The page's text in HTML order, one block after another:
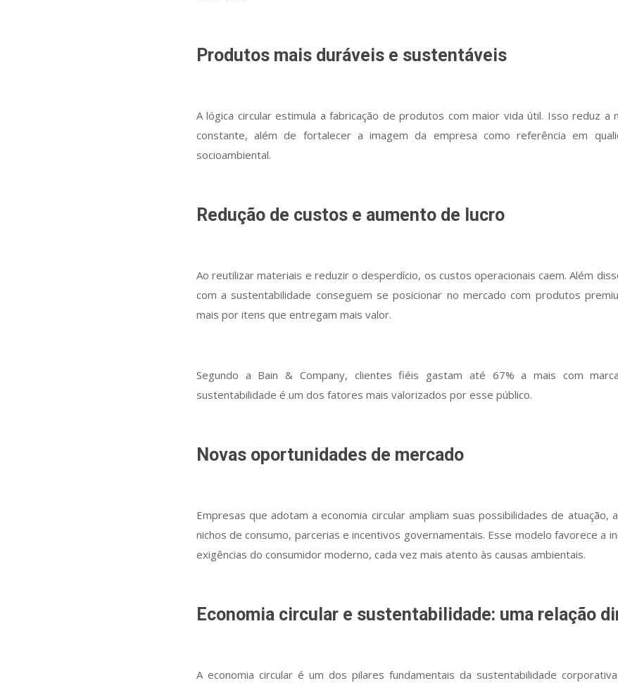
Produtos mais duráveis e sustentáveis
A lógica circular estimula a fabricação de produtos com maior vida útil. Isso reduz a
constante, além de fortalecer a imagem da empresa como referência em
socioambiental.
Redução de custos e aumento de lucro
Ao reutilizar materiais e reduzir o desperdício, os custos operacionais caem. Além
com a sustentabilidade conseguem se posicionar no mercado com produtos
mais por itens que entregam mais valor.
Segundo a Bain & Company, clientes fiéis gastam até 67% a mais com
sustentabilidade é um dos fatores mais valorizados por esse público.
Novas oportunidades de mercado
Empresas que adotam a economia circular ampliam suas possibilidades de atuação,
nichos de consumo, parcerias e incentivos governamentais. Esse modelo favorece a
exigências do consumidor moderno, cada vez mais atento às causas ambientais.
Economia circular e sustentabilidade: uma relação
A economia circular é um dos pilares fundamentais da sustentabilidade